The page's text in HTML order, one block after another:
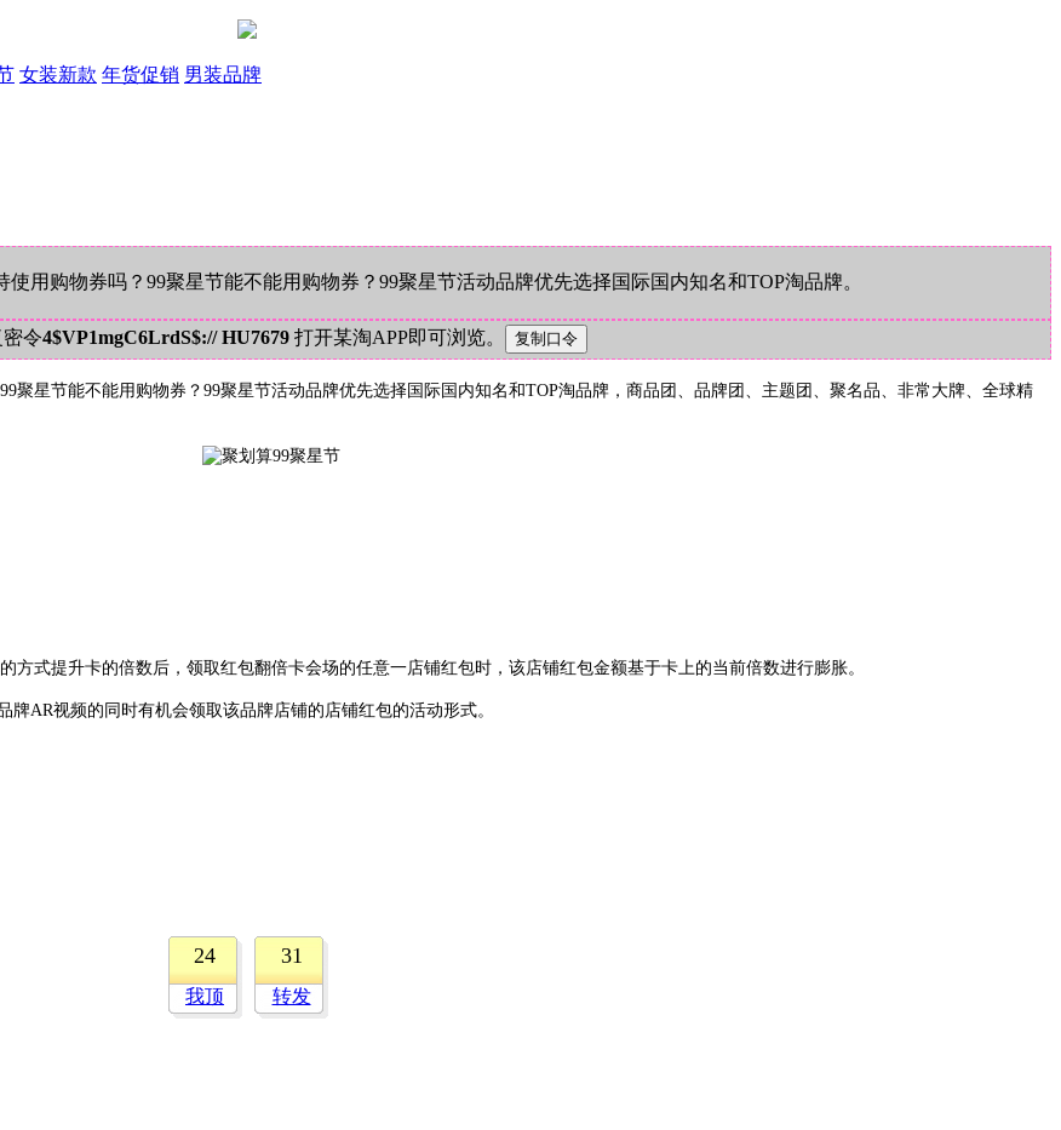
女装新款 年货促销 男装品牌
用购物券吗？99聚星节能不能用购物券？99聚星节活动品牌优先选择国际国内知名和TOP淘品牌。
令4$VP1mgC6LrdS$:// HU7679 打开某淘APP即可浏览。
聚星节能不能用购物券？99聚星节活动品牌优先选择国际国内知名和TOP淘品牌，商品团、品牌团、主题团、聚名品、非常大牌、全球精
式提升卡的倍数后，领取红包翻倍卡会场的任意一店铺红包时，该店铺红包金额基于卡上的当前倍数进行膨胀。
AR视频的同时有机会领取该品牌店铺的店铺红包的活动形式。
24
我顶
31
转发